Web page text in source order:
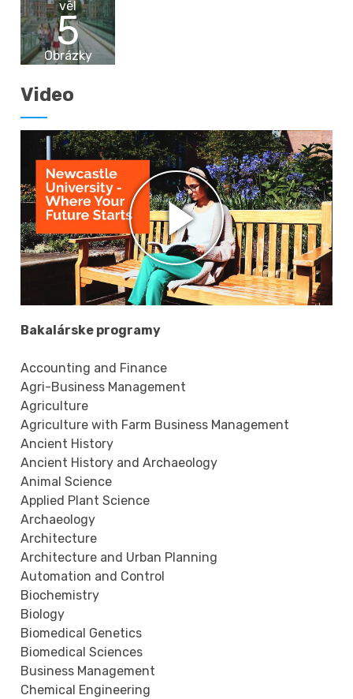
vēl
5
Obrázky
Video
Bakalárske programy
Accounting and Finance
Agri-Business Management
Agriculture
Agriculture with Farm Business Management
Ancient History
Ancient History and Archaeology
Animal Science
Applied Plant Science
Archaeology
Architecture
Architecture and Urban Planning
Automation and Control
Biochemistry
Biology
Biomedical Genetics
Biomedical Sciences
Business Management
Chemical Engineering